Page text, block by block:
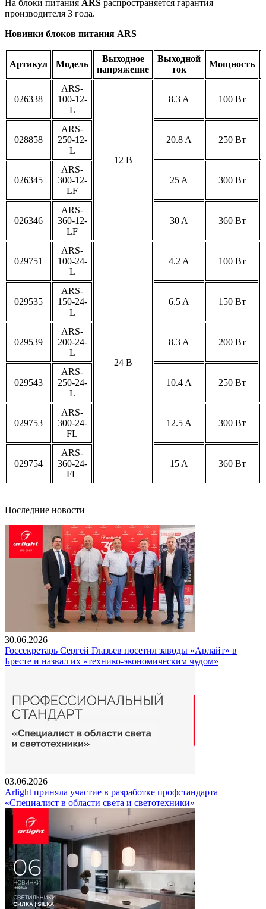
На блоки питания ARS распространяется гарантия
производителя 3 года.
Новинки блоков питания ARS
Артикул Модель
Выходное
напряжение
Выходной
ток
Мощность
026338
ARS-
100-12-
L
12 В
8.3 A 100 Вт
028858
ARS-
250-12-
L
20.8 A 250 Вт
026345
ARS-
300-12-
LF
25 A 300 Вт
026346
ARS-
360-12-
LF
30 A 360 Вт
029751
ARS-
100-24-
L
24 В
4.2 A 100 Вт
029535
ARS-
150-24-
L
6.5 A 150 Вт
029539
ARS-
200-24-
L
8.3 A 200 Вт
029543
ARS-
250-24-
L
10.4 A 250 Вт
029753
ARS-
300-24-
FL
12.5 A 300 Вт
029754
ARS-
360-24-
FL
15 A 360 Вт
Последние новости
30.06.2026
Госсекретарь Сергей Глазьев посетил заводы «Арлайт» в
Бресте и назвал их «технико-экономическим чудом»
03.06.2026
Arlight приняла участие в разработке профстандарта
«Специалист в области света и светотехники»